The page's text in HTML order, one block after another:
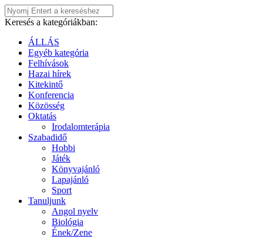
Keresés a kategóriákban:
ÁLLÁS
Egyéb kategória
Felhívások
Hazai hírek
Kitekintő
Konferencia
Közösség
Oktatás
Irodalomterápia
Szabadidő
Hobbi
Játék
Könyvajánló
Lapajánló
Sport
Tanuljunk
Angol nyelv
Biológia
Ének/Zene